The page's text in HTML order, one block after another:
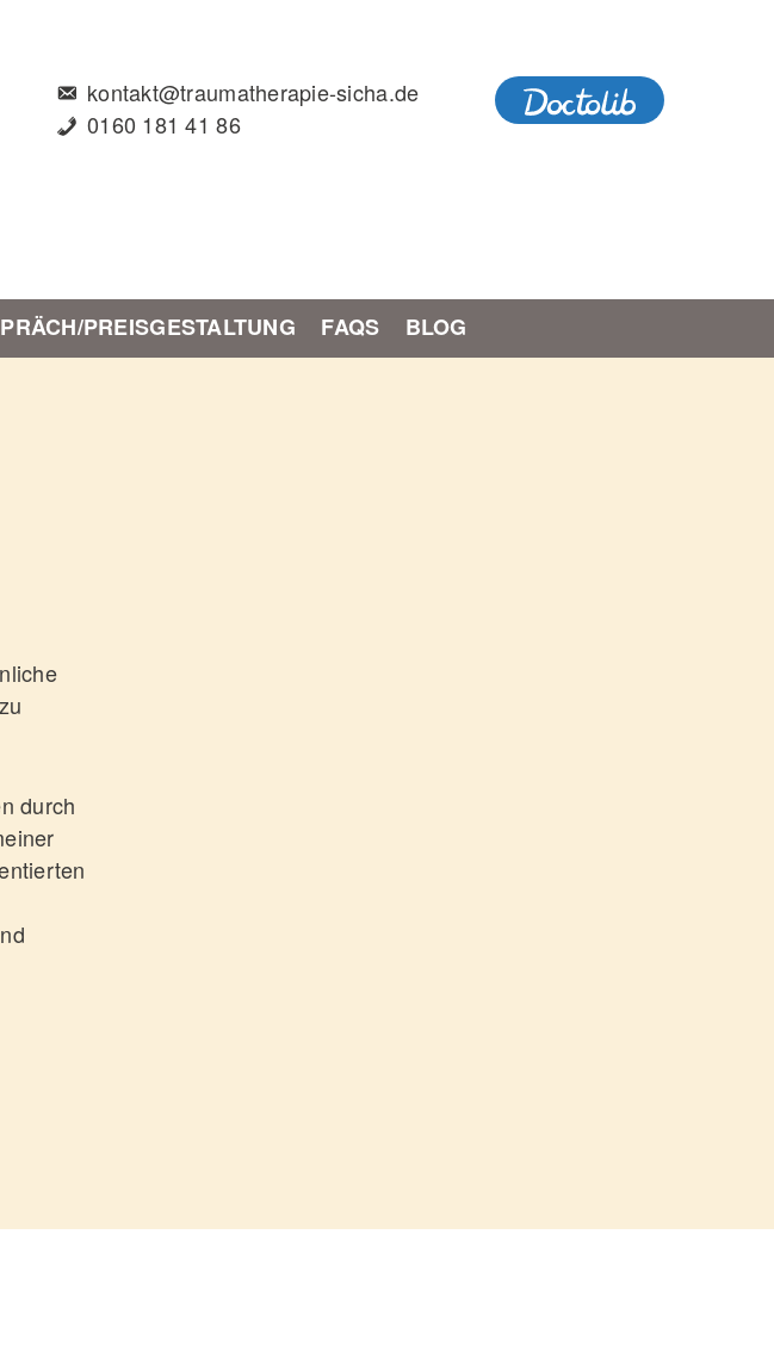
PREISGESTALTUNG FAQS BLOG
kontakt@traumatherapie-sicha.de
0160 181 41 86
DOCTOLIB
durch